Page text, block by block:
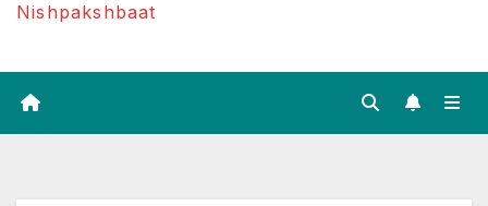
Nishpakshbaat